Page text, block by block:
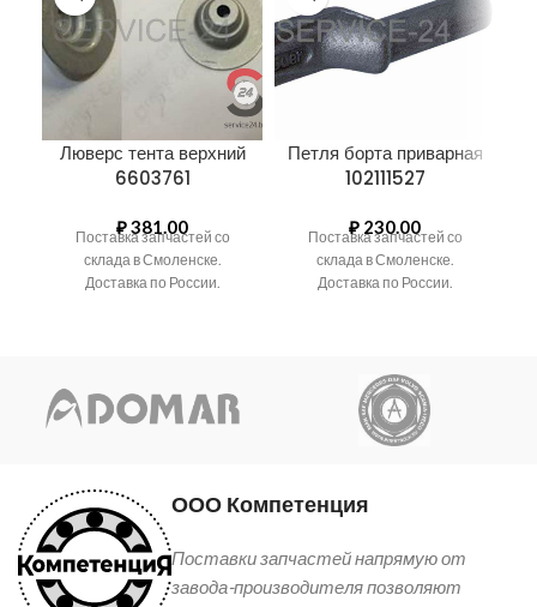
Люверс тента верхний
6603761
₽381.00
Поставка запчастей со
склада в Смоленске.
Доставка по России.
Петля борта приварная
102111527
₽ 230.00
Поставка запчастей со
склада в Смоленске.
Доставка по России.
ООО Компетенция
Поставки запчастей напрямую от
завода-производителя позволяют